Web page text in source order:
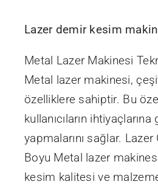
Lazer demir kesim
Metal Lazer Makinesi
Metal lazer makinesi,
özelliklere sahiptir. Bu
kullanıcıların
yapmalarını sağlar.
Boyu Metal lazer
kesim kalitesi ve malzeme